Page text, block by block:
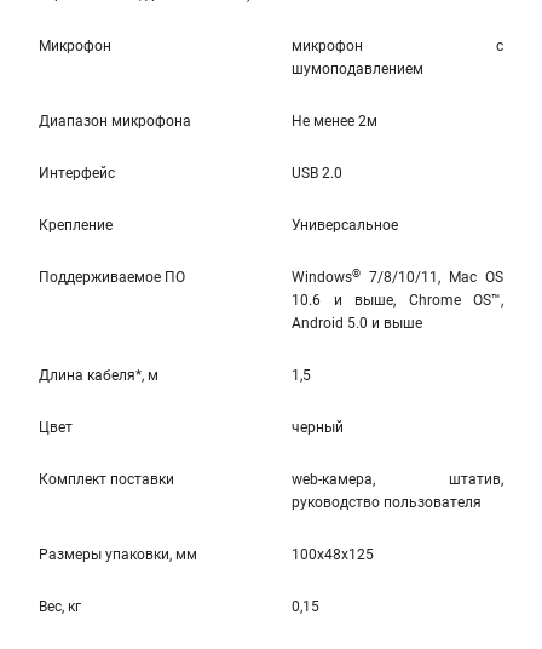
Микрофон
микрофон с
шумоподавлением
Диапазон микрофона Не менее 2м
Интерфейс USB 2.0
Крепление Универсальное
Поддерживаемое ПО Windows®
7/8/10/11, Mac OS
10.6 и выше, Chrome OS™,
Android 5.0 и выше
Длина кабеля*, м 1,5
Цвет черный
Комплект поставки
web-камера, штатив,
руководство пользователя
Размеры упаковки, мм 100x48x125
Вес, кг 0,15